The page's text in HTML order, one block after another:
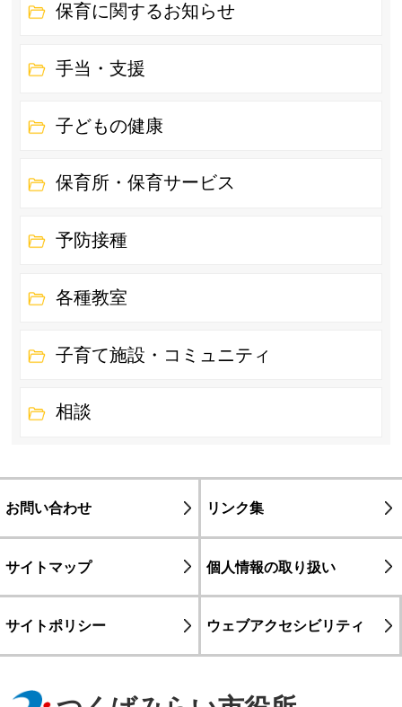
保育に関するお知らせ
手当・支援
子どもの健康
保育所・保育サービス
予防接種
各種教室
子育て施設・コミュニティ
相談
お問い合わせ リンク集
サイトマップ 個人情報の取り扱い
サイトポリシー ウェブアクセシビリティ